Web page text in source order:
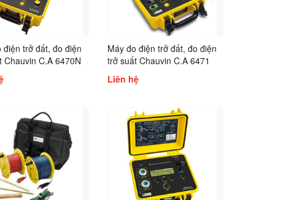
điện trở đất, đo điện
Chauvin C.A 6470N
Máy đo điện trở đất, đo điện
trở suất Chauvin C.A 6471
Liên hệ